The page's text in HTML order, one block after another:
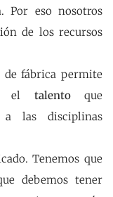
Por eso nosotros
de los recursos
de fábrica permite
el talentoque
a las disciplinas
Tenemos que
debemos tener